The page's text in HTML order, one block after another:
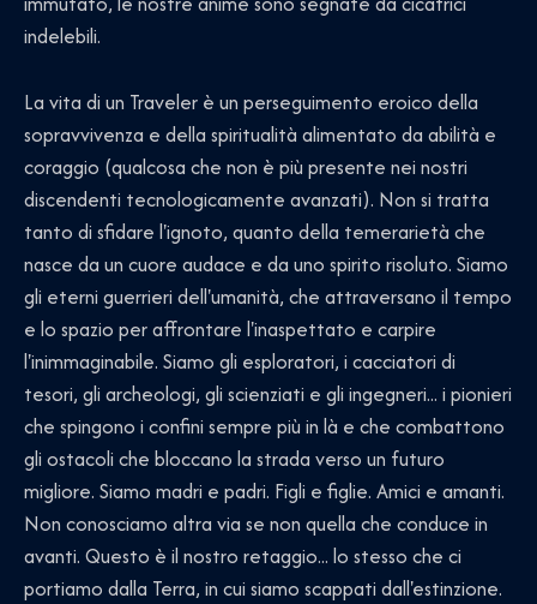
indelebili.
La vita di un Traveler è un perseguimento eroico della
sopravvivenza e della spiritualità alimentato da abilità e
coraggio (qualcosa che non è più presente nei nostri
discendenti tecnologicamente avanzati). Non si tratta
tanto di sfidare l'ignoto, quanto della temerarietà che
nasce da un cuore audace e da uno spirito risoluto. Siamo
gli eterni guerrieri dell'umanità, che attraversano il tempo
e lo spazio per affrontare l'inaspettato e carpire
l'inimmaginabile. Siamo gli esploratori, i cacciatori di
tesori, gli archeologi, gli scienziati e gli ingegneri... i pionieri
che spingono i confini sempre più in là e che combattono
gli ostacoli che bloccano la strada verso un futuro
migliore. Siamo madri e padri. Figli e figlie. Amici e amanti.
Non conosciamo altra via se non quella che conduce in
avanti. Questo è il nostro retaggio... lo stesso che ci
portiamo dalla Terra, in cui siamo scappati dall'estinzione.